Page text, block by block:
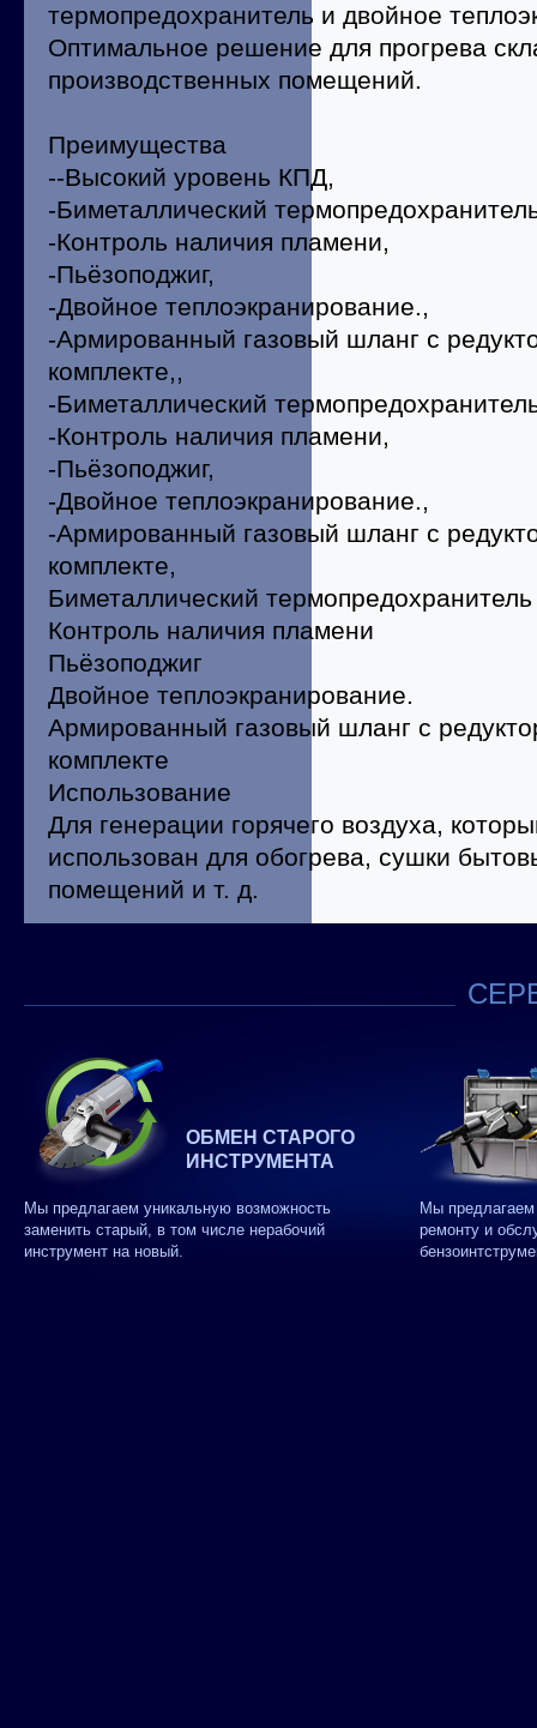
термопредохранитель и двойное
Оптимальное решение для прогрева
производственных помещений.
Преимущества
--Высокий уровень КПД,
-Биметаллический
-Контроль наличия пламени,
-Пьёзоподжиг,
-Двойное теплоэкранирование.,
-Армированный газовый шланг с
комплекте,,
-Биметаллический
-Контроль наличия пламени,
-Пьёзоподжиг,
-Двойное теплоэкранирование.,
-Армированный газовый шланг с
комплекте,
Биметаллический термопредохранитель
Контроль наличия пламени
Пьёзоподжиг
Двойное теплоэкранирование.
Армированный газовый шланг с
комплекте
Использование
Для генерации горячего воздуха,
использован для обогрева, сушки
помещений и т. д.
ОБМЕН СТАРОГО
ИНСТРУМЕНТА
Мы предлагаем уникальную возможность
заменить старый, в том числе нерабочий
инструмент на новый.
Мы
ремонту и